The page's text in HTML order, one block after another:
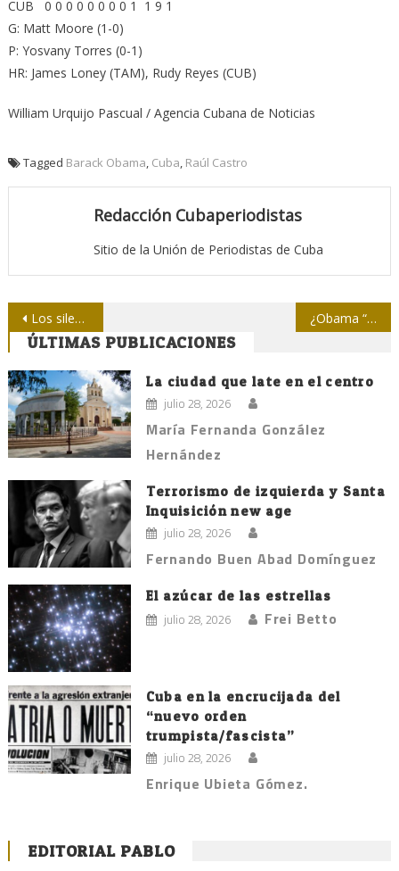
CUB 0 0 0 0 0 0 0 0 1 1 9 1
G: Matt Moore (1-0)
P: Yosvany Torres (0-1)
HR: James Loney (TAM), Rudy Reyes (CUB)
William Urquijo Pascual / Agencia Cubana de Noticias
Tagged Barack Obama, Cuba, Raúl Castro
Redacción Cubaperiodistas
Sitio de la Unión de Periodistas de Cuba
Navegación
de
entradas
Los silencios de Obama ¿Obama “el bueno”?
ÚLTIMAS PUBLICACIONES
La ciudad que late en el centro
julio 28, 2026
María Fernanda González
Hernández
Terrorismo de izquierda y Santa
Inquisición new age
julio 28, 2026
Fernando Buen Abad Domínguez
El azúcar de las estrellas
julio 28, 2026 Frei Betto
Cuba en la encrucijada del
“nuevo orden
trumpista/fascista”
julio 28, 2026
Enrique Ubieta Gómez.
EDITORIAL PABLO